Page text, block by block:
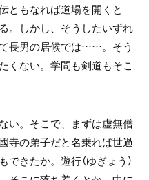
ともなれば道場を開くと
。しかし、そうしたいずれ
長男の居候では……。そう
くない。学問も剣道もそこ
い。そこで、まずは虚無僧
寺の弟子だと名乗れば世過
きたか。遊行（ゆぎょう）